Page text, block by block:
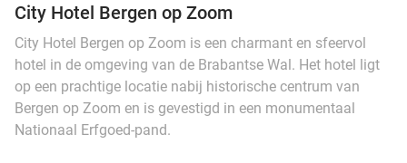
City Hotel Bergen op Zoom
City Hotel Bergen op Zoom is een charmant en sfeervol
hotel in de omgeving van de Brabantse Wal. Het hotel ligt
op een prachtige locatie nabij historische centrum van
Bergen op Zoom en is gevestigd in een monumentaal
Nationaal Erfgoed-pand.